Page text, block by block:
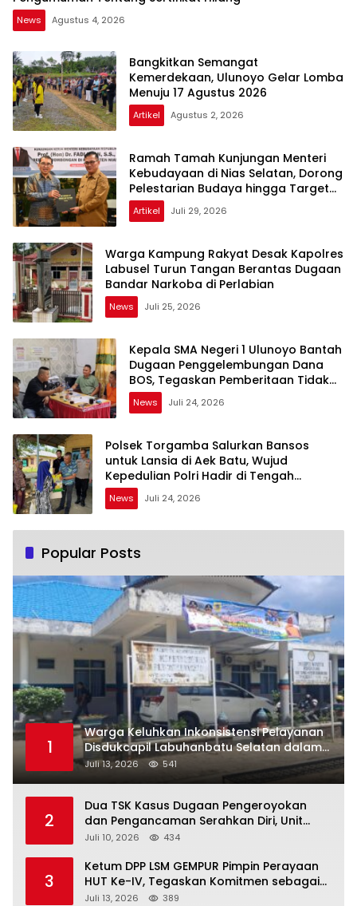
News Agustus 4, 2026
Bangkitkan Semangat
Kemerdekaan, Ulunoyo Gelar Lomba
Menuju 17 Agustus 2026
Artikel Agustus 2, 2026
Ramah Tamah Kunjungan Menteri
Kebudayaan di Nias Selatan, Dorong
Pelestarian Budaya hingga Target
UNESCO
Artikel Juli 29, 2026
Warga Kampung Rakyat Desak Kapolres
Labusel Turun Tangan Berantas Dugaan
Bandar Narkoba di Perlabian
News Juli 25, 2026
Kepala SMA Negeri 1 Ulunoyo Bantah
Dugaan Penggelembungan Dana
BOS, Tegaskan Pemberitaan Tidak
Benar
News Juli 24, 2026
Polsek Torgamba Salurkan Bansos
untuk Lansia di Aek Batu, Wujud
Kepedulian Polri Hadir di Tengah
Masyarakat
News Juli 24, 2026
Popular Posts
1
Warga Keluhkan Inkonsistensi Pelayanan
Disdukcapil Labuhanbatu Selatan dalam
Pengurusan KK Rusak
Juli 13, 2026 541
2
Dua TSK Kasus Dugaan Pengeroyokan
dan Pengancaman Serahkan Diri, Unit
Reskrim Polsek Lolowau Tuntaskan
Juli 10, 2026 434
3
Ketum DPP LSM GEMPUR Pimpin Perayaan
HUT Ke-IV, Tegaskan Komitmen sebagai
Mitra Pemerintah dan Corong Aspirasi
Juli 13, 2026 389